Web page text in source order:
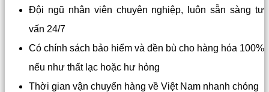
Đội ngũ nhân viên chuyên nghiệp, luôn sẵn sàng tư
vấn 24/7
Có chính sách bảo hiểm và đền bù cho hàng hóa 100%
nếu như thất lạc hoặc hư hỏng
Thời gian vận chuyển hàng về Việt Nam nhanh chóng